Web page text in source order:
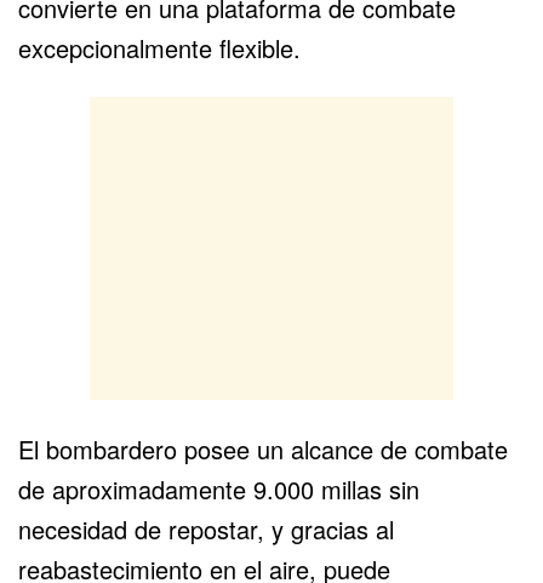
convierte en una plataforma de combate
excepcionalmente flexible.
El bombardero posee un alcance de combate
de aproximadamente 9.000 millas sin
necesidad de repostar, y gracias al
reabastecimiento en el aire, puede